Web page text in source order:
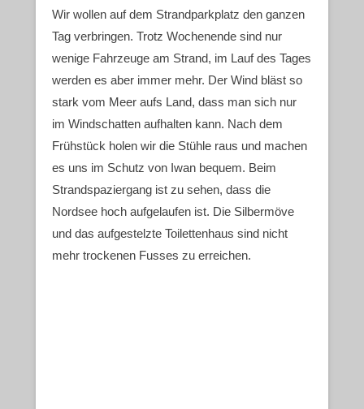
Wir wollen auf dem Strandparkplatz den ganzen
Tag verbringen. Trotz Wochenende sind nur
wenige Fahrzeuge am Strand, im Lauf des Tages
werden es aber immer mehr. Der Wind bläst so
stark vom Meer aufs Land, dass man sich nur
im Windschatten aufhalten kann. Nach dem
Frühstück holen wir die Stühle raus und machen
es uns im Schutz von Iwan bequem. Beim
Strandspaziergang ist zu sehen, dass die
Nordsee hoch aufgelaufen ist. Die Silbermöve
und das aufgestelzte Toilettenhaus sind nicht
mehr trockenen Fusses zu erreichen.